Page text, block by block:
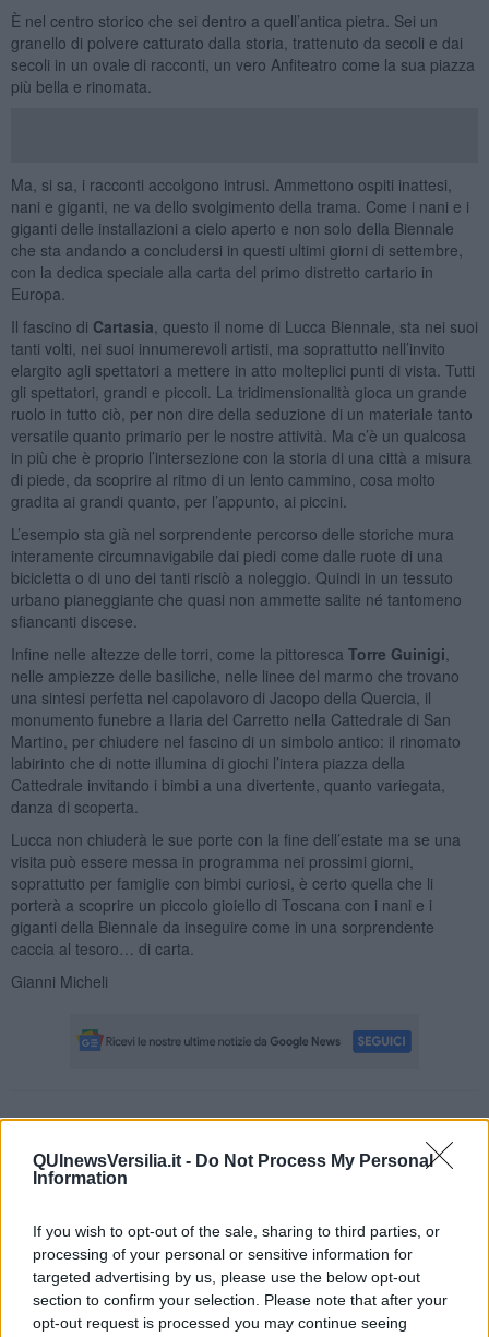
QUInewsVersilia.it - Do Not Process My Personal
Information
If you wish to opt-out of the sale, sharing to third parties, or
processing of your personal or sensitive information for
targeted advertising by us, please use the below opt-out
section to confirm your selection. Please note that after your
opt-out request is processed you may continue seeing
È nel centro storico che sei dentro a quell’antica pietra. Sei un
granello di polvere catturato dalla storia, trattenuto da secoli e dai
secoli in un ovale di racconti, un vero Anfiteatro come la sua piazza
più bella e rinomata.
Ma, si sa, i racconti accolgono intrusi. Ammettono ospiti inattesi,
nani e giganti, ne va dello svolgimento della trama. Come i nani e i
giganti delle installazioni a cielo aperto e non solo della Biennale
che sta andando a concludersi in questi ultimi giorni di settembre,
con la dedica speciale alla carta del primo distretto cartario in
Europa.
Il fascino di Cartasia , questo il nome di Lucca Biennale, sta nei suoi
tanti volti, nei suoi innumerevoli artisti, ma soprattutto nell’invito
elargito agli spettatori a mettere in atto molteplici punti di vista. Tutti
gli spettatori, grandi e piccoli. La tridimensionalità gioca un grande
ruolo in tutto ciò, per non dire della seduzione di un materiale tanto
versatile quanto primario per le nostre attività. Ma c’è un qualcosa
in più che è proprio l’intersezione con la storia di una città a misura
di piede, da scoprire al ritmo di un lento cammino, cosa molto
gradita ai grandi quanto, per l’appunto, ai piccini.
L’esempio sta già nel sorprendente percorso delle storiche mura
interamente circumnavigabile dai piedi come dalle ruote di una
bicicletta o di uno dei tanti risciò a noleggio. Quindi in un tessuto
urbano pianeggiante che quasi non ammette salite né tantomeno
sfiancanti discese.
Infine nelle altezze delle torri, come la pittoresca Torre Guinigi
nelle ampiezze delle basiliche, nelle linee del marmo che trovano
una sintesi perfetta nel capolavoro di Jacopo della Quercia, il
monumento funebre a Ilaria del Carretto nella Cattedrale di San
Martino, per chiudere nel fascino di un simbolo antico: il rinomato
labirinto che di notte illumina di giochi l’intera piazza della
Cattedrale invitando i bimbi a una divertente, quanto variegata,
danza di scoperta.
Lucca non chiuderà le sue porte con la fine dell’estate ma se una
visita può essere messa in programma nei prossimi giorni,
soprattutto per famiglie con bimbi curiosi, è certo quella che li
porterà a scoprire un piccolo gioiello di Toscana con i nani e i
giganti della Biennale da inseguire come in una sorprendente
caccia al tesoro… di carta.
Gianni Micheli
Se vuoi leggere le notizie principali della Toscana iscriviti alla
Arriva gratis tutti i giorni
alle 20:00 direttamente nella tua casella di posta.
Fotogallery